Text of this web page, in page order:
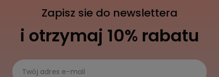
Zapisz sie do newslettera
i otrzymaj 10% rabatu
Twój adres e-mail